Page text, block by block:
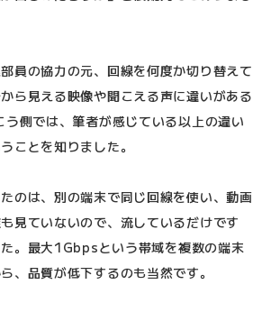
員の協力の元、回線を何度か切り替えて
ら見える映像や聞こえる声に違いがある
う側では、筆者が感じている以上の違い
ことを知りました。
のは、別の端末で同じ回線を使い、動画
見ていないので、流しているだけです
。最大1Gbpsという帯域を複数の端末
、品質が低下するのも当然です。